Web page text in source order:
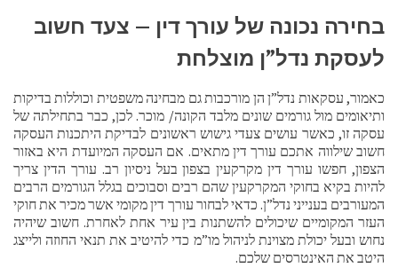
בחירה נכונה של עורך דין – צעד חשוב
לעסקת נדל”ן מוצלחת
כאמור, עסקאות נדל”ן הן מורכבות גם מבחינה משפטית וכוללות בדיקות
ותיאומים מול גורמים שונים מלבד הקונה/ מוכר. לכן, כבר בתחילתה של
עסקה זו, כאשר עושים צעדי גישוש ראשונים לבדיקת היתכנות העסקה
חשוב שילווה אתכם עורך דין מתאים. אם העסקה המיועדת היא באזור
הצפון, חפשו עורך דין מקרקעין בצפון בעל ניסיון רב. עורך הדין צריך
להיות בקיא בחוקי המקרקעין שהם רבים וסבוכים בגלל הגורמים הרבים
המעורבים בענייני נדל”ן. כדאי לבחור עורך דין מקומי אשר מכיר את חוקי
העזר המקומיים שיכולים להשתנות בין עיר אחת לאחרת. חשוב שיהיה
נחוש ובעל יכולת מצוינת לניהול מו”מ כדי להיטיב את תנאי החוזה ולייצג
היטב את האינטרסים שלכם.